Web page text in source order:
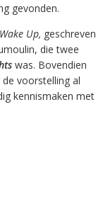
gevonden.
Wake Up, geschreven
die twee
was. Bovendien
voorstelling al
kennismaken met